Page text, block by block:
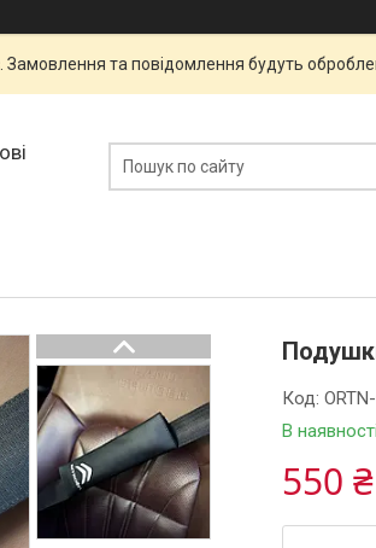
Замовлення та повідомлення будуть
В наявності
Код:
550 ₴